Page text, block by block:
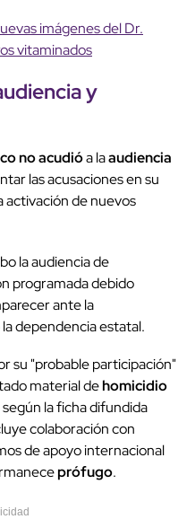
imágenes del Dr.
vitaminados
y
no acudióa laaudiencia
las acusaciones en su
activación de nuevos
la audiencia de
programada debido
ante la
dependencia estatal.
su "probable participación"
material dehomicidio
según la ficha difundida
colaboración con
de apoyo internacional
prófugo.